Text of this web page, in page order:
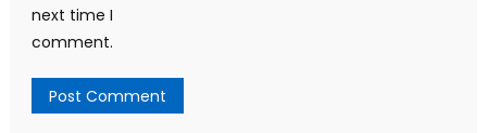
next time I
comment.